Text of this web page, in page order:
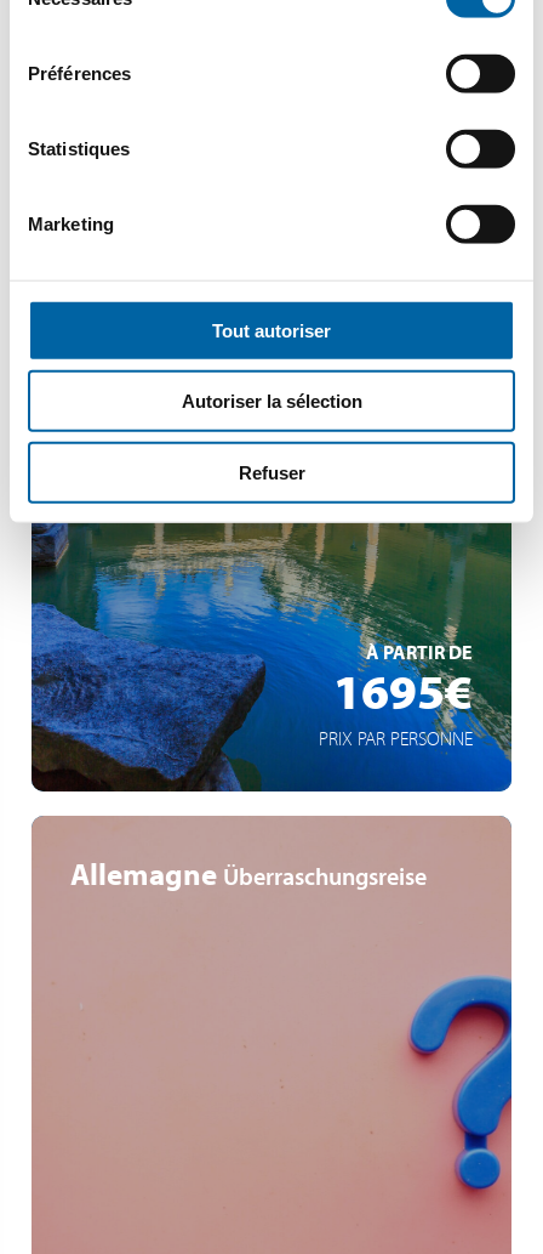
Préférences
Statistiques
Marketing
Tout autoriser
Autoriser la sélection
Refuser
À PARTIR DE
4495€
Royaume-Uni
À PARTIR DE
1695€
PRIX PAR PERSONNE
Voyage accompagné par Dominique, experte de Bath
Salisbury, Bath, Wells, Cotswolds, Stonehenge
Apéritif de bienvenue et de départ
EN SAVOIR +
Allemagne Überraschungsreise